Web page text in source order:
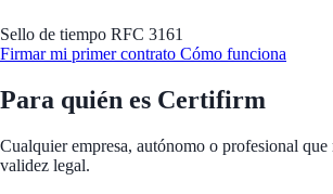
Sello de tiempo RFC 3161
Firmar mi primer contrato Cómo funciona
Para quién es Certifirm
Cualquier empresa, autónomo o profesional que
validez legal.